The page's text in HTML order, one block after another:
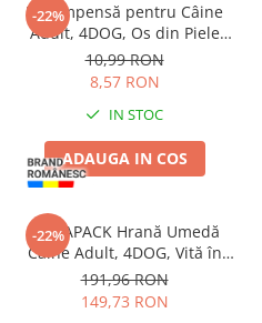
-22%
Recompensă pentru Câine
Adult, 4DOG, Os din Piele
Presată, 22cm
10,99 RON
8,57 RON
IN STOC
ADAUGA IN COS
-22%
MEGAPACK Hrană Umedă
Câine Adult, 4DOG, Vită în
sos, 96x100g
191,96 RON
149,73 RON